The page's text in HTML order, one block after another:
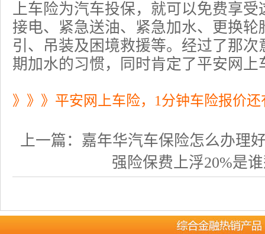
上车险为汽车投保，就可以免费享
接电、紧急送油、紧急加水、更换
引、吊装及困境救援等。经过了那
期加水的习惯，同时肯定了平安 网上
》》》平安网上车险，1分钟车险报价
上一篇： 嘉年华汽车保险怎么办理
强险保费上浮20%是